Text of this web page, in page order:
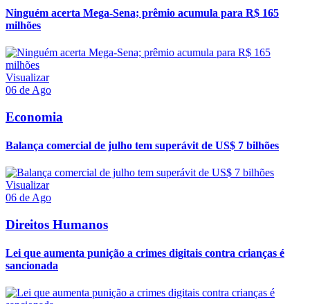
Ninguém acerta Mega-Sena; prêmio acumula para R$ 165
milhões
Visualizar
06 de Ago
Economia
Balança comercial de julho tem superávit de US$ 7 bilhões
Visualizar
06 de Ago
Direitos Humanos
Lei que aumenta punição a crimes digitais contra crianças é
sancionada